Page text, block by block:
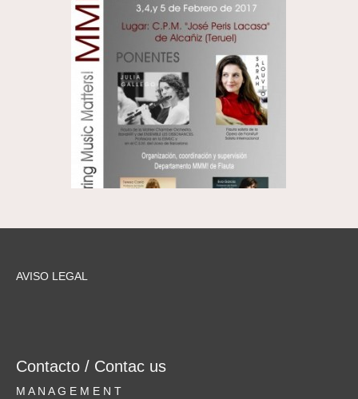
AVISO LEGAL
Contacto / Contac us
M A N A G E M E N T